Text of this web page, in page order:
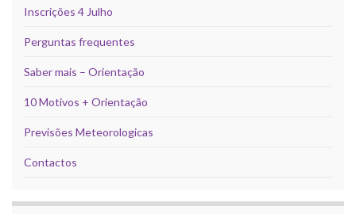
Inscrições 4 Julho
Perguntas frequentes
Saber mais – Orientação
10 Motivos + Orientação
Previsões Meteorologicas
Contactos